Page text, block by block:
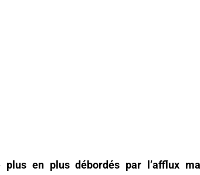
en plus débordés par l’afflux